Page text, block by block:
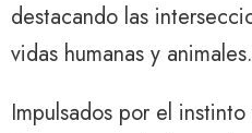
destacando las
vidas humanas y animales.
Impulsados ​​por el